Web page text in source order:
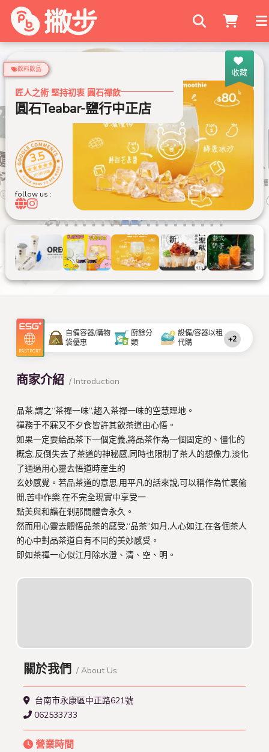
搜尋商家
收藏
飲料飲品
匠人之術 堅持初衷 圓石禪飲
圓石Teabar-鹽行中正店 圓石Teabar-鹽
3.5
160 則評論
follow us :
自備容器/購物
袋優惠
廚餘分
類
設備/容器以租
代購
+2
商家介紹 / Introduction
品茶,謂之“茶禪一味”,趨入茶禪一味的空慧理地。
禪務于不寐又不夕食皆許其飲茶道由心悟。
如果一定要給品茶下一個定義,將品茶作為一個固定的、僵化的
概念,反倒失去了茶道的神秘感,同時也限制了茶人的想像力,淡化
了通過用心靈去悟道時産生的
玄妙感覺。若品茶道的意思,用平凡的話來說,可以稱作為忙裏偷
閒,苦中作樂,在不完全現實中享受一
點美與和諧在剎那間體會永久。
然而用心靈去體悟品茶的感受,“品茶”如月,人心如江,在各個茶人
的心中對品茶道自有不同的美妙感受。
即如茶禪一心似江月除水澄、清、空、明。
關於我們 / About Us
台南市永康區中正路621號
062533733
營業時間